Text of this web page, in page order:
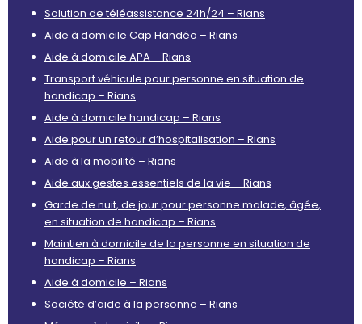
Solution de téléassistance 24h/24 – Rians
Aide à domicile Cap Handéo – Rians
Aide à domicile APA – Rians
Transport véhicule pour personne en situation de
handicap – Rians
Aide à domicile handicap – Rians
Aide pour un retour d’hospitalisation – Rians
Aide à la mobilité – Rians
Aide aux gestes essentiels de la vie – Rians
Garde de nuit, de jour pour personne malade, âgée,
en situation de handicap – Rians
Maintien à domicile de la personne en situation de
handicap – Rians
Aide à domicile – Rians
Société d’aide à la personne – Rians